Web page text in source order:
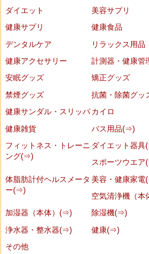
ダイエット
美容サプリ
健康サプリ
健康食品
デンタルケア
リラックス用品
健康アクセサリー
計測器・健康管
安眠グッズ
矯正グッズ
禁煙グッズ
抗菌・除菌グッ
健康サンダル・スリッパ カイロ
健康雑貨
バス用品(⇒)
フィットネス・トレーニ
ング(⇒)
ダイエット器
スポーツウエ
体脂肪計付ヘルスメータ
ー(⇒)
美容・健康家
空気清浄機（
加湿器（本体）(⇒)
除湿機(⇒)
浄水器・整水器(⇒)
健康(⇒)
その他